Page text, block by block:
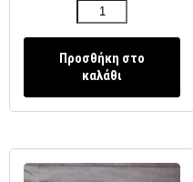
Προσθήκη στο
καλάθι